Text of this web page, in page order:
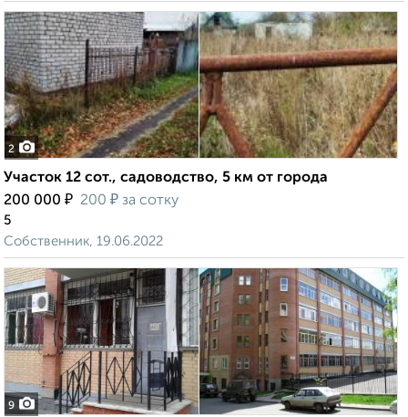
2
Участок 12 сот., садоводство, 5 км от города
200 000 ₽ 200 ₽ за сотку
5
Собственник, 19.06.2022
9